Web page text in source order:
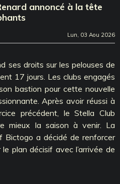
annoncé à la tête
Lun, 03 Aou 2026
ses droits sur les pelouses de
17 jours. Les clubs engagés
bastion pour cette nouvelle
Après avoir réussi à
précédent, le Stella Club
mieux la saison à venir. La
Bictogo a décidé de renforcer
plan décisif avec l’arrivée de